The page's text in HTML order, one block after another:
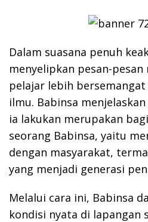
Dalam suasana penuh
menyelipkan pesan-
pelajar lebih
ilmu. Babinsa
ia lakukan merupakan
seorang Babinsa, yaitu
dengan masyarakat,
yang menjadi generasi
Melalui cara ini, Babinsa
kondisi nyata di lapangan